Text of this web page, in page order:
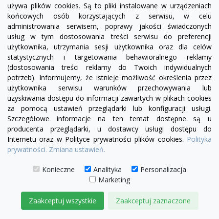
Fotel Serena z jednym bokiem | sofa modułowa -
róg RL/RP
2 350,00 zł
DODAJ DO KOSZYKA
używa plików cookies. Są to pliki instalowane w urządzeniach
końcowych osób korzystających z serwisu, w celu
administrowania serwisem, poprawy jakości świadczonych
usług w tym dostosowania treści serwisu do preferencji
użytkownika, utrzymania sesji użytkownika oraz dla celów
statystycznych i targetowania behawioralnego reklamy
(dostosowania treści reklamy do Twoich indywidualnych
potrzeb). Informujemy, że istnieje możliwość określenia przez
użytkownika serwisu warunków przechowywania lub
uzyskiwania dostępu do informacji zawartych w plikach cookies
za pomocą ustawień przeglądarki lub konfiguracji usługi.
Szczegółowe informacje na ten temat dostępne są u
producenta przeglądarki, u dostawcy usługi dostępu do
Internetu oraz w Polityce prywatności plików cookies. Polityka
prywatności. Zmiana ustawień.
Konieczne Analityka
Personalizacja
Marketing
Zaakceptuj wszystkie Zaakceptuj zaznaczone